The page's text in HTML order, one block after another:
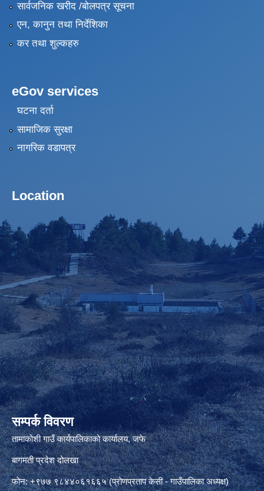
सार्वजनिक खरीद /बोलपत्र सूचना
एन, कानुन तथा निर्देशिका
कर तथा शुल्कहरु
eGov services
घटना दर्ता
सामाजिक सुरक्षा
नागरिक वडापत्र
Location
सम्पर्क विवरण
तामाकोशी गाउँ कार्यपालिकाको कार्यालय, जफे
बागमती प्रदेश दोलखा
फोन: +९७७ ९८४४०६१६६५ (प्रोणप्रताप केसी - गाउँपालिका अध्यक्ष)